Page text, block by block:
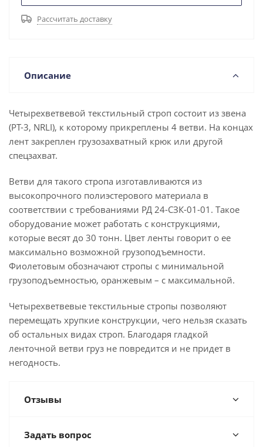
Рассчитать доставку
Описание
Четырехветвевой текстильный строп состоит из звена
(РТ-3, NRLI), к которому прикреплены 4 ветви. На концах
лент закреплен грузозахватный крюк или другой
спецзахват.
Ветви для такого стропа изготавливаются из
высокопрочного полиэстерового материала в
соответствии с требованиями РД 24-СЗК-01-01. Такое
оборудование может работать с конструкциями,
которые весят до 30 тонн. Цвет ленты говорит о ее
максимально возможной грузоподъемности.
Фиолетовым обозначают стропы с минимальной
грузоподъемностью, оранжевым – с максимальной.
Четырехветвевые текстильные стропы позволяют
перемещать хрупкие конструкции, чего нельзя сказать
об остальных видах строп. Благодаря гладкой
ленточной ветви груз не повредится и не придет в
негодность.
Отзывы
Задать вопрос